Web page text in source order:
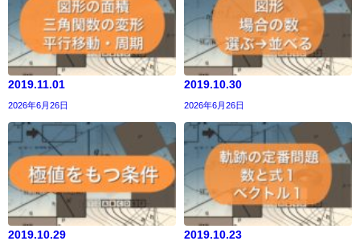
2019.11.01
2026年6月26日
2019.10.30
2026年6月26日
2019.10.29 2019.10.23